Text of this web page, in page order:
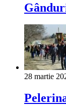
28 martie